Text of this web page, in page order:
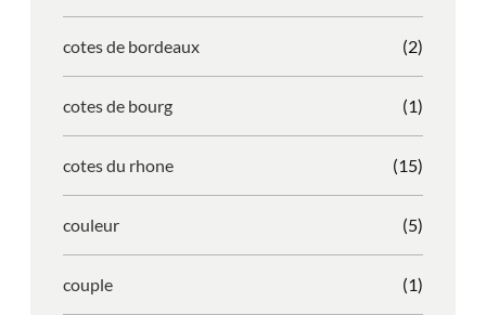
cotes de bordeaux (2)
cotes de bourg (1)
cotes du rhone (15)
couleur (5)
couple (1)